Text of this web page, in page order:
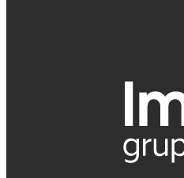
Visas planšetes